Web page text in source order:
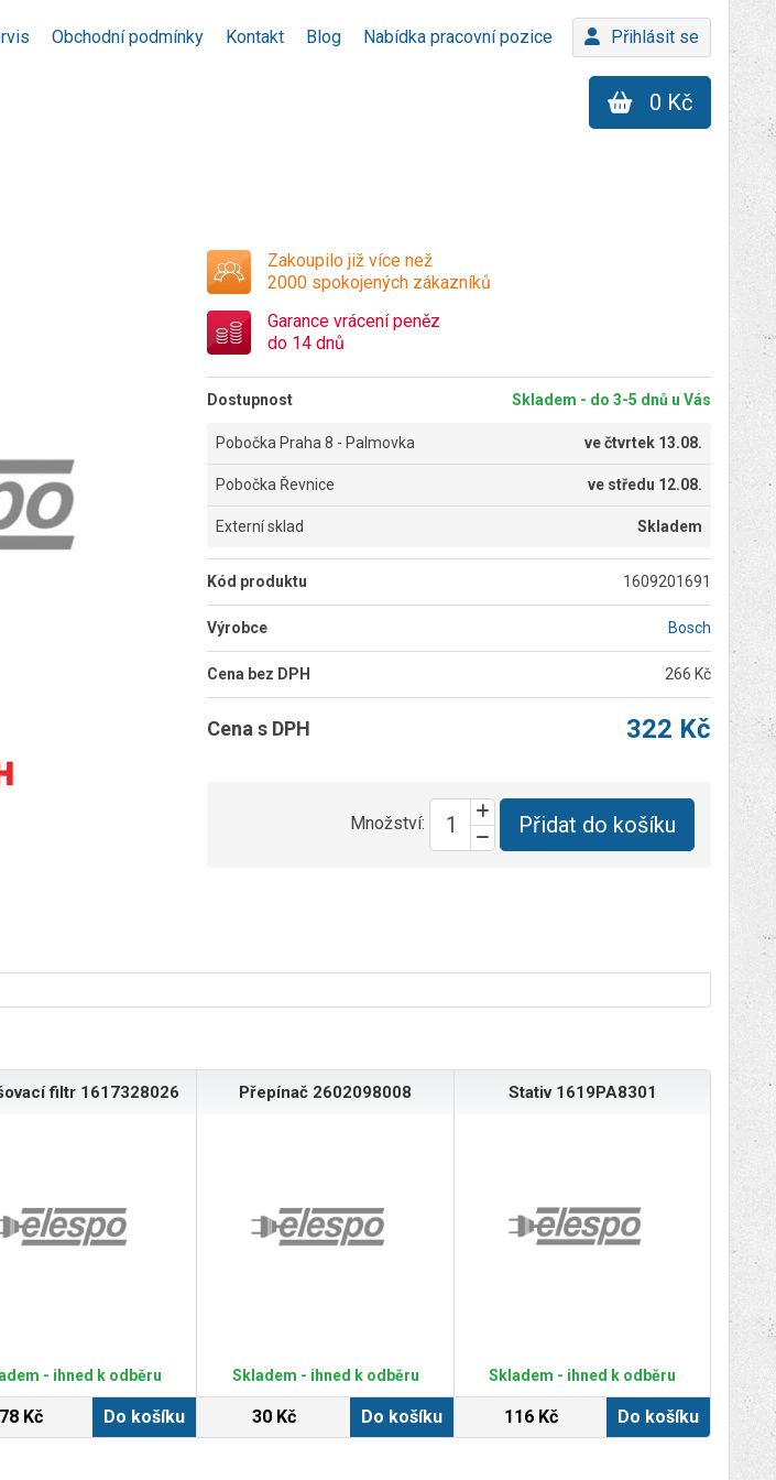
Obchodní podmínky Kontakt Blog Nabídka pracovní pozice Přihlásit se
0 Kč
Zakoupilo již více než
2000 spokojených zákazníků
Garance vrácení peněz
do 14 dnů
Dostupnost Skladem - do 3-5 dnů u Vás
Pobočka Praha 8 - Palmovka večtvrtek 13.08.
Pobočka Řevnice ve středu 12.08.
Externí sklad Skladem
Kód produktu 1609201691
Výrobce Bosch
Cena bez DPH 266 Kč
Cena s DPH 322 Kč
Množství: Přidat do košíku
filtr 1617328026
- ihned k odběru
Kč Do košíku
Přepínač 2602098008
Skladem - ihned k odběru
30 Kč Do košíku
Stativ 1619PA8301
Skladem - ihned k odběru
116 Kč Do košíku